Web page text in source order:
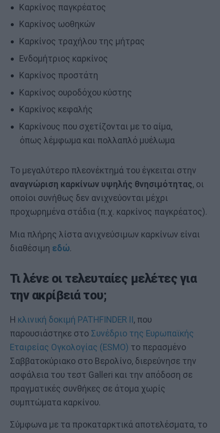
Καρκίνος παγκρέατος
Καρκίνος ωοθηκών
Καρκίνος τραχήλου της μήτρας
Ενδομήτριος καρκίνος
Καρκίνος προστάτη
Καρκίνος ουροδόχου κύστης
Καρκίνος κεφαλής
Καρκίνους που σχετίζονται με το αίμα,
όπως λέμφωμα και πολλαπλό μυέλωμα
Το μεγαλύτερο πλεονέκτημά του έγκειται στην
αναγνώριση καρκίνων υψηλής θνησιμότητας, οι
οποίοι συνήθως δεν ανιχνεύονται μέχρι
προχωρημένα στάδια (π.χ. καρκίνος παγκρέατος).
Μια πλήρης λίστα ανιχνεύσιμων καρκίνων είναι
διαθέσιμη εδώ.
Τι λένε οι τελευταίες μελέτες για
την ακρίβειά του;
Η κλινική δοκιμή PATHFINDER II, που
παρουσιάστηκε στο Συνέδριο της Ευρωπαϊκής
Εταιρείας Ογκολογίας (ESMO) το περασμένο
Σαββατοκύριακο στο Βερολίνο, διερεύνησε την
ασφάλεια του τεστ Galleri και την απόδοση σε
πραγματικές συνθήκες σε άτομα χωρίς
συμπτώματα καρκίνου.
Σύμφωνα με τα προκαταρκτικά αποτελέσματα, το